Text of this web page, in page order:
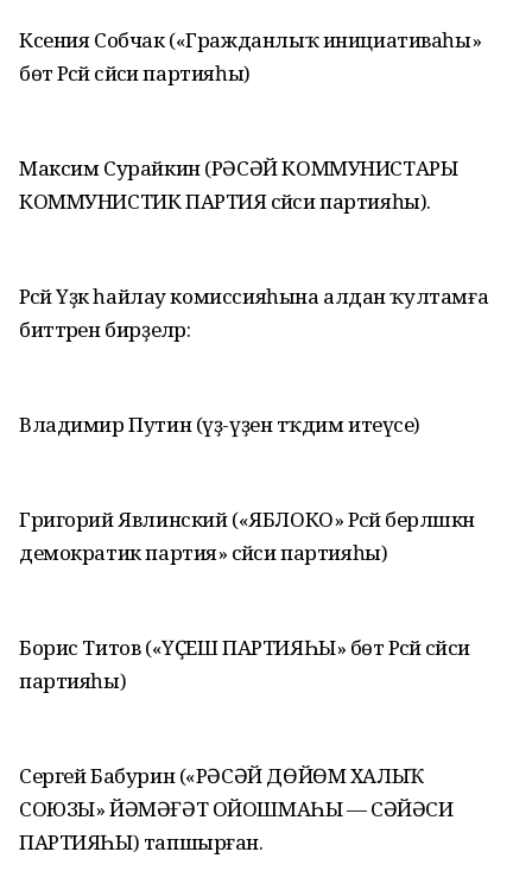
Ксения Собчак («Гражданлыҡ инициативаһы»
бөтә Рәсәй сәйәси партияһы)
Максим Сурайкин (РӘСӘЙ КОММУНИСТАРЫ
КОММУНИСТИК ПАРТИЯ сәйәси партияһы).
Рәсәй Үҙәк һайлау комиссияһына алдан ҡултамға
биттәрен бирҙеләр:
Владимир Путин (үҙ-үҙен тәҡдим итеүсе)
Григорий Явлинский («ЯБЛОКО» Рәсәй берләшкән
демократик партия» сәйәси партияһы)
Борис Титов («ҮҪЕШ ПАРТИЯҺЫ» бөтә Рәсәй сәйәси
партияһы)
Сергей Бабурин («РӘСӘЙ ДӨЙӨМ ХАЛЫҠ
СОЮЗЫ» ЙӘМӘҒӘТ ОЙОШМАҺЫ — СӘЙӘСИ
ПАРТИЯҺЫ) тапшырған.